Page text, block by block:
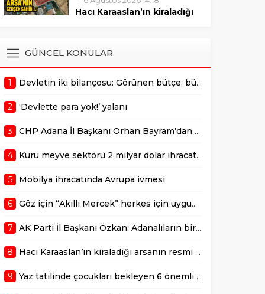
sonrasında verilmelidir."
Mustafa Özkan, Çukurova’da
dair usulsüzlük şüphelerini
gündeme taşıdı. Özkan,
sürecin takipçisi olduklarını
Hacı Karaaslan’ın kiraladığı
ADANA –
geçtiğimiz günlerde
Adana Büyükşehir
bölgesindeki yaklaşık 7,5
kiralanmasına ilişkin yeni
söz konusu...
GÜNCEL KONULAR
1 Devletin iki bilançosu: Görünen bütçe, bütçe dışı riskler ve hazineyi bekleyen yük
2 ‘Devlette para yok!’ yalanı
3 CHP Adana İl Başkanı Orhan Bayram’dan AK Parti İl Başkanı Mustafa Özkan’a cevap!
4 Kuru meyve sektörü 2 milyar dolar ihracat hedefi için Ankara’dan destek istedi
5 Mobilya ihracatında Avrupa ivmesi
6 Göz için “Akıllı Mercek” herkes için uygun mu?
7 AK Parti İl Başkanı Özkan: Adanalıların bir metrekare malını kimseye yedirmeyiz!
8 Hacı Karaaslan’ın kiraladığı arsanın resmi kiracısı bakın kim çıktı!
9 Yaz tatilinde çocukları bekleyen 6 önemli sağlık riski!